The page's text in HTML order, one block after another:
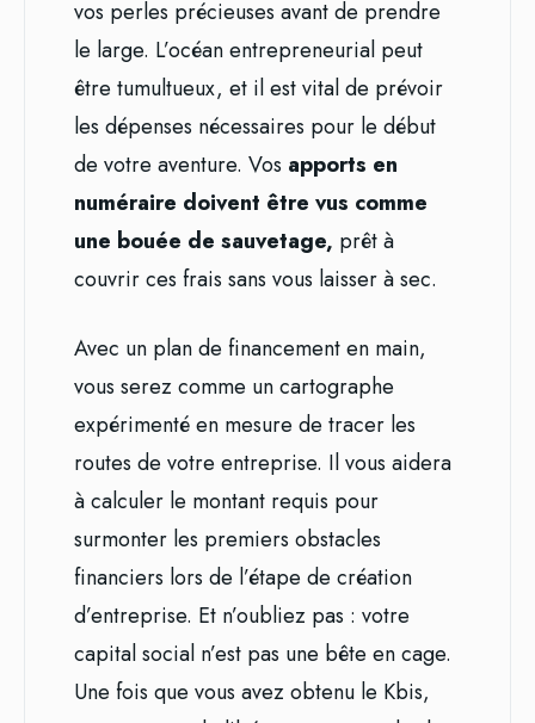
vos perles précieuses avant de prendre
le large. L’océan entrepreneurial peut
être tumultueux, et il est vital de prévoir
les dépenses nécessaires pour le début
de votre aventure. Vos apports en
numéraire doivent être vus comme
une bouée de sauvetage, prêt à
couvrir ces frais sans vous laisser à sec.
Avec un plan de financement en main,
vous serez comme un cartographe
expérimenté en mesure de tracer les
routes de votre entreprise. Il vous aidera
à calculer le montant requis pour
surmonter les premiers obstacles
financiers lors de l’étape de création
d’entreprise. Et n’oubliez pas : votre
capital social n’est pas une bête en cage.
Une fois que vous avez obtenu le Kbis,